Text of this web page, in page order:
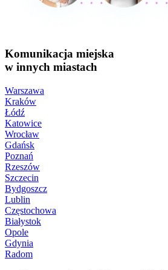
Komunikacja miejska
w innych miastach
Warszawa
Kraków
Łódź
Katowice
Wrocław
Gdańsk
Poznań
Rzeszów
Szczecin
Bydgoszcz
Lublin
Częstochowa
Białystok
Opole
Gdynia
Radom